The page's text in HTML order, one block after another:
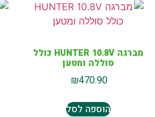
מברגה HUNTER 10.8V כולל
סוללה ומטען
₪470.90
הוספה לסל